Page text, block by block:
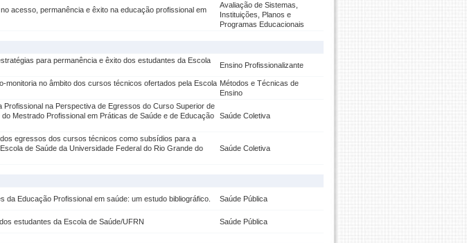
acesso, permanência e êxito na educação profissional em
Avaliação de Sistemas,
Instituições, Planos e
Programas Educacionais
para permanência e êxito dos estudantes da Escola
Ensino Profissionalizante
monitoria no âmbito dos cursos técnicos ofertados pela Escola Métodos e Técnicas de
Ensino
Profissional na Perspectiva de Egressos do Curso Superior de
Mestrado Profissional em Práticas de Saúde e de Educação
Saúde Coletiva
egressos dos cursos técnicos como subsídios para a
de Saúde da Universidade Federal do Rio Grande do
Saúde Coletiva
da Educação Profissional em saúde: um estudo bibliográfico. Saúde Pública
estudantes da Escola de Saúde/UFRN Saúde Pública